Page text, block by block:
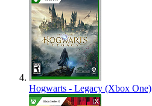
Hogwarts - Legacy (Xbox One)